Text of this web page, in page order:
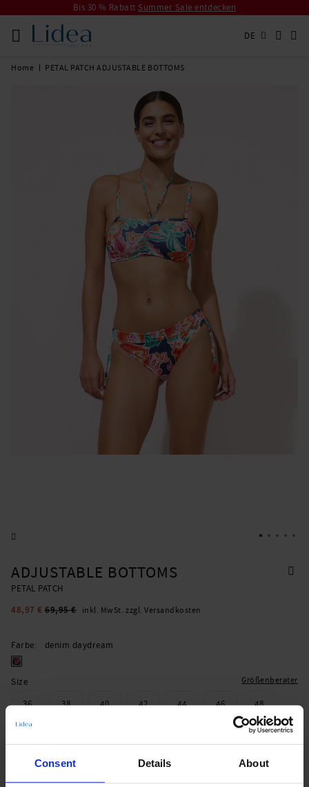
Consent Details About
Bis 30 % Rabatt Summer Sale entdecken
DE
Home PETAL PATCH ADJUSTABLE BOTTOMS
ADJUSTABLE BOTTOMS
PETAL PATCH
48,97 € 69,95 € inkl. MwSt. zzgl. Versandkosten
Farbe denim daydream
Size
36
38 40 42 44 46 48
Größenberater
Zum Warenkorb hinzufügen